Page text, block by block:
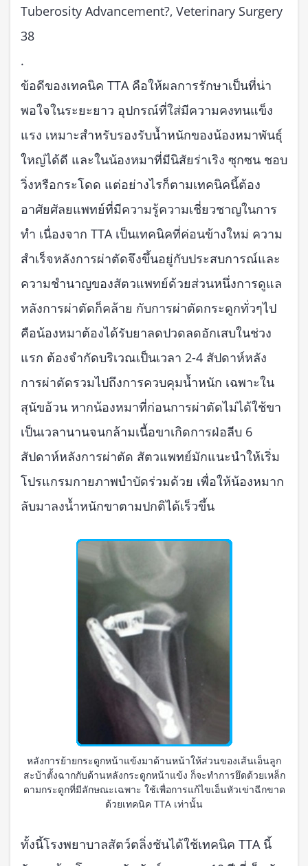
Tuberosity Advancement?, Veterinary Surgery
38
.
ข้อดีของเทคนิค TTA คือให้ผลการรักษาเป็นที่น่า
พอใจในระยะยาว อุปกรณ์ที่ใส่มีความคงทนแข็ง
แรง เหมาะสำหรับรองรับน้ำหนักของน้องหมาพันธุ์
ใหญ่ได้ดี และในน้องหมาที่มีนิสัยร่าเริง ซุกซน ชอบ
วิ่งหรือกระโดด แต่อย่างไรก็ตามเทคนิคนี้ต้อง
อาศัยศัลยแพทย์ที่มีความรู้ความเชี่ยวชาญในการ
ทำ เนื่องจาก TTA เป็นเทคนิคที่ค่อนข้างใหม่ ความ
สำเร็จหลังการผ่าตัดจึงขึ้นอยู่กับประสบการณ์และ
ความชำนาญของสัตวแพทย์ด้วยส่วนหนึ่งการดูแล
หลังการผ่าตัดก็คล้าย กับการผ่าตัดกระดูกทั่วๆไป
คือน้องหมาต้องได้รับยาลดปวดลดอักเสบในช่วง
แรก ต้องจำกัดบริเวณเป็นเวลา 2-4 สัปดาห์หลัง
การผ่าตัดรวมไปถึงการควบคุมน้ำหนัก เฉพาะใน
สุนัขอ้วน หากน้องหมาที่ก่อนการผ่าตัดไม่ได้ใช้ขา
เป็นเวลานานจนกล้ามเนื้อขาเกิดการฝ่อลีบ 6
สัปดาห์หลังการผ่าตัด สัตวแพทย์มักแนะนำให้เริ่ม
โปรแกรมกายภาพบำบัดร่วมด้วย เพื่อให้น้องหมาก
ลับมาลงน้ำหนักขาตามปกติได้เร็วขึ้น
หลังการย้ายกระดูกหน้าแข้งมาด้านหน้าให้ส่วนของเส้นเอ็นลูก
สะบ้าตั้งฉากกับด้านหลังกระดูกหน้าแข้ง ก็จะทำการยึดด้วยเหล็ก
ดามกระดูกที่มีลักษณะเฉพาะ ใช้เพื่อการแก้ไขเอ็นหัวเข่าฉีกขาด
ด้วยเทคนิค TTA เท่านั้น
ทั้งนี้โรงพยาบาลสัตว์ตลิ่งชันได้ใช้เทคนิค TTA นี้